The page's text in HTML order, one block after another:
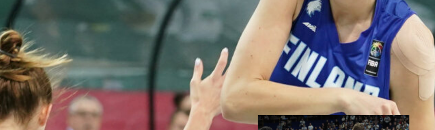
Susiladies päätti Tukholmassa
pelatun kahden ottelun
mittaisen miniturnauksen
tappioon, kun Ruotsi oli parempi
loppulukemin 73-68 (33-47).
Suomi pelaa seuraavan kerran
ensi viikonloppuna Helsingissä.